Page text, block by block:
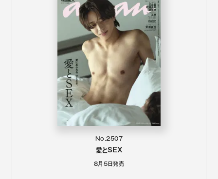
No.2507
愛とSEX
8月5日発売